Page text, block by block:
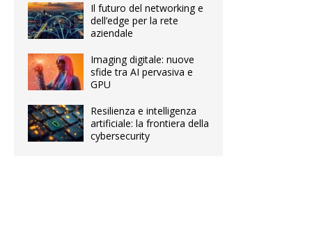
Il futuro del networking e
dell’edge per la rete
aziendale
Imaging digitale: nuove
sfide tra AI pervasiva e
GPU
Resilienza e intelligenza
artificiale: la frontiera della
cybersecurity